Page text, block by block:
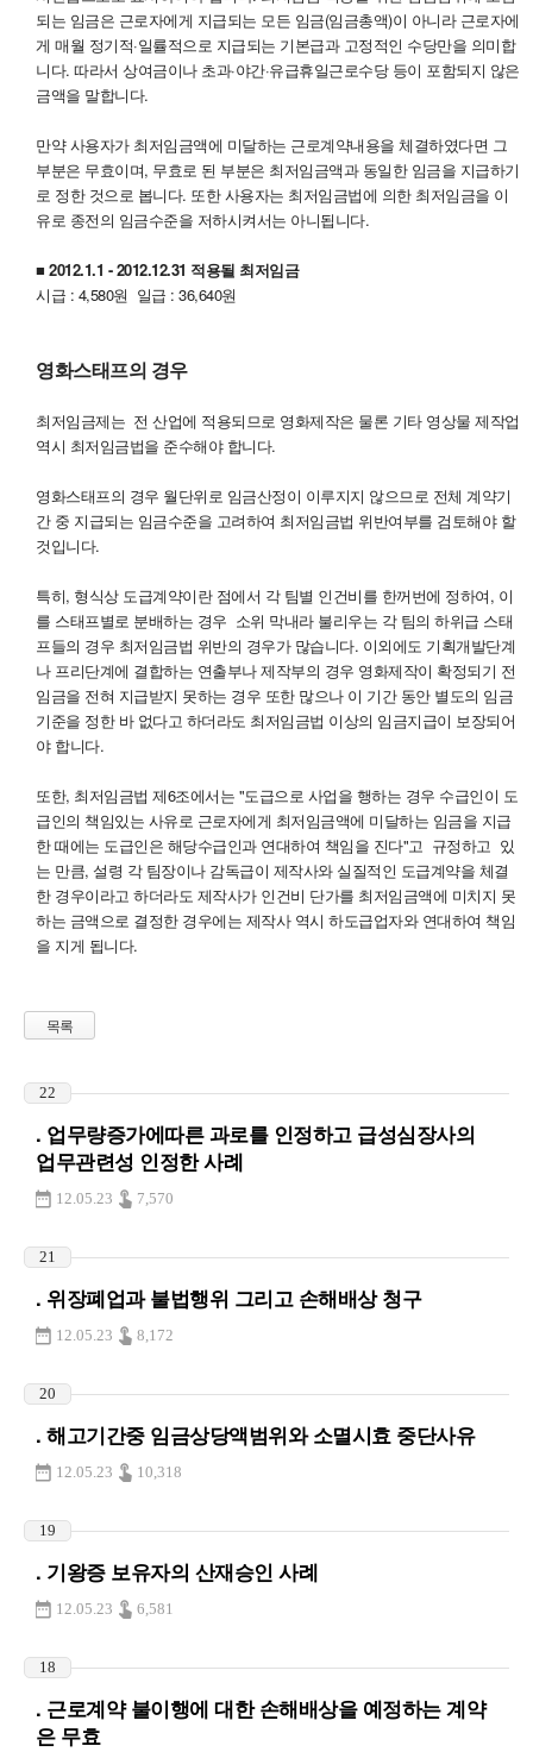
되는 임금은 근로자에게 지급되는 모든 임금(임금총액)이 아니라 근로자에
게 매월 정기적·일률적으로 지급되는 기본급과 고정적인 수당만을 의미합
니다. 따라서 상여금이나 초과·야간·유급휴일근로수당 등이 포함되지 않은
금액을 말합니다.
만약 사용자가 최저임금액에 미달하는 근로계약내용을 체결하였다면 그
부분은 무효이며, 무효로 된 부분은 최저임금액과 동일한 임금을 지급하기
로 정한 것으로 봅니다. 또한 사용자는 최저임금법에 의한 최저임금을 이
유로 종전의 임금수준을 저하시켜서는 아니됩니다.
■ 2012.1.1 - 2012.12.31 적용될 최저임금
시급 : 4,580원 일급 : 36,640원
영화스태프의 경우
최저임금제는 전 산업에 적용되므로 영화제작은 물론 기타 영상물 제작업
역시 최저임금법을 준수해야 합니다.
영화스태프의 경우 월단위로 임금산정이 이루지지 않으므로 전체 계약기
간 중 지급되는 임금수준을 고려하여 최저임금법 위반여부를 검토해야 할
것입니다.
특히, 형식상 도급계약이란 점에서 각 팀별 인건비를 한꺼번에 정하여, 이
를 스태프별로 분배하는 경우 소위 막내라 불리우는 각 팀의 하위급 스태
프들의 경우 최저임금법 위반의 경우가 많습니다. 이외에도 기획개발단계
나 프리단계에 결합하는 연출부나 제작부의 경우 영화제작이 확정되기 전
임금을 전혀 지급받지 못하는 경우 또한 많으나 이 기간 동안 별도의 임금
기준을 정한 바 없다고 하더라도 최저임금법 이상의 임금지급이 보장되어
야 합니다.
또한, 최저임금법 제6조에서는 "도급으로 사업을 행하는 경우 수급인이 도
급인의 책임있는 사유로 근로자에게 최저임금액에 미달하는 임금을 지급
한 때에는 도급인은 해당수급인과 연대하여 책임을 진다"고 규정하고 있
는 만큼, 설령 각 팀장이나 감독급이 제작사와 실질적인 도급계약을 체결
한 경우이라고 하더라도 제작사가 인건비 단가를 최저임금액에 미치지 못
하는 금액으로 결정한 경우에는 제작사 역시 하도급업자와 연대하여 책임
을 지게 됩니다.
목록
22
. 업무량증가에따른 과로를 인정하고 급성심장사의
업무관련성 인정한 사례
12.05.23 7,570
21
. 위장폐업과 불법행위 그리고 손해배상 청구
12.05.23 8,172
20
. 해고기간중 임금상당액범위와 소멸시효 중단사유
12.05.23 10,318
19
. 기왕증 보유자의 산재승인 사례
12.05.23 6,581
18
. 근로계약 불이행에 대한 손해배상을 예정하는 계약
은 무효